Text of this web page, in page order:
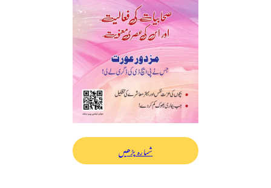
شمارہ پڑھیں